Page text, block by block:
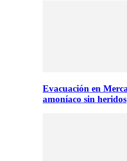
Evacuación en
amoníaco sin heridos